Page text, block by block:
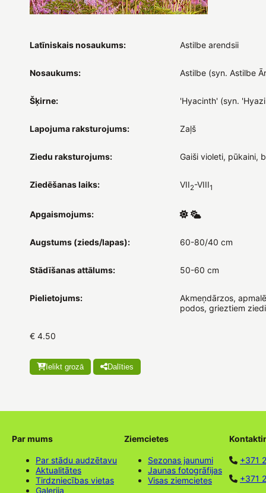
Latīniskais nosaukums: Astilbe arendsii
Nosaukums: Astilbe (syn. Astilbe
Šķirne: 'Hyacinth' (syn.
Lapojuma raksturojums: Zaļš
Ziedu raksturojums: Gaiši violeti, pūkaini,
Ziedēšanas laiks: VII2-VIII1
Apgaismojums:
Augstums (zieds/lapas): 60-80/40 cm
Stādīšanas attālums: 50-60 cm
Pielietojums:
Akmeņdārzos,
podos, grieztiem
€ 4.50
Ielikt grozā Dalīties
Par mums
Par stādu audzētavu
Aktualitātes
Tirdzniecības vietas
Galerija
Ziemcietes
Sezonas jaunumi
Jaunas fotogrāfijas
Visas ziemcietes
+371
+371